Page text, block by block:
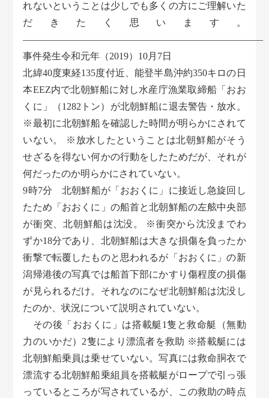
れないということは少しでも多くの方にご理解いた
だきたく思います。
—————————————————————————
事件発生令和元年（2019）10月7日
北緯40度東経135度付近、能登半島沖約350キロの日
本EEZ内で北朝鮮船に対し水産庁漁業取締船「おお
くに」（1282トン）が北朝鮮船に退去警告・放水。
※最初に北朝鮮船を確認した時間が明らかにされて
いない。 ※放水したということは北朝鮮船がそう
せざるを得ない何かの行動をしたためだが、それが
何だったのか明らかにされていない。
9時7分 北朝鮮船が「おおくに」に接近し急旋回し
たため「おおくに」の船首と北朝鮮船の左舷中央部
が衝突、北朝鮮船は沈没。 ※衝突から沈没までわ
ずか18分であり、北朝鮮船は大きな損傷を負ったか
衝撃で転覆したものと思われるが「おおくに」の新
潟帰港後の写真では船首下部にかすり傷程度の損傷
が見られるだけ。それなのになぜ北朝鮮船は沈没し
たのか、状況について説明されていない。
その後「おおくに」は搭載艇1隻と救命艇（無動
力のいかだ）2隻により漂流者を救助 ※搭載艇には
北朝鮮船乗員は乗せていない。写真には救命胴衣で
漂流する北朝鮮船乗組員を搭載艇がロープで引っ張
っているところが写されているが、この救助の時点